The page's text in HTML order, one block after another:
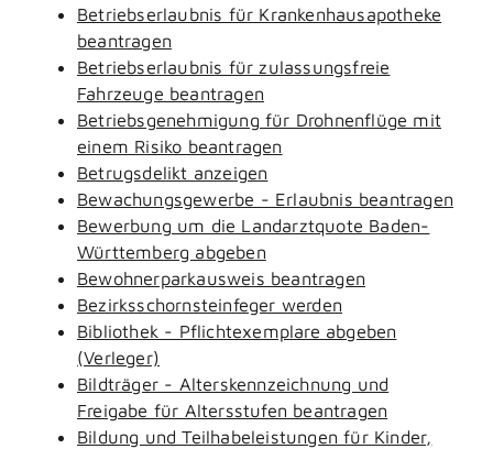
Betriebserlaubnis für Krankenhausapotheke
beantragen
Betriebserlaubnis für zulassungsfreie
Fahrzeuge beantragen
Betriebsgenehmigung für Drohnenflüge mit
einem Risiko beantragen
Betrugsdelikt anzeigen
Bewachungsgewerbe - Erlaubnis beantragen
Bewerbung um die Landarztquote Baden-
Württemberg abgeben
Bewohnerparkausweis beantragen
Bezirksschornsteinfeger werden
Bibliothek - Pflichtexemplare abgeben
(Verleger)
Bildträger - Alterskennzeichnung und
Freigabe für Altersstufen beantragen
Bildung und Teilhabeleistungen für Kinder,